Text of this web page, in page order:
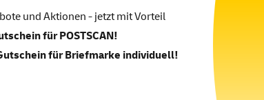
und Aktionen - jetzt mit Vorteil
für POSTSCAN!
für Briefmarke individuell!